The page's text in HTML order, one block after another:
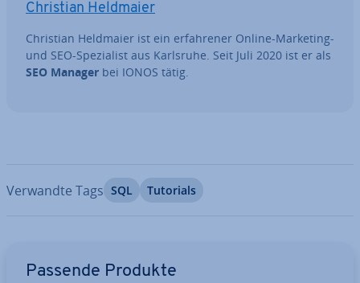
Christian Heldmaier
Christian Heldmaier ist ein er­fah­re­ner Online-Marketing-
und SEO-Spe­zia­list aus Karlsruhe. Seit Juli 2020 ist er als
SEO Manager bei IONOS tätig.
Verwandte Tags SQL Tutorials
Passende Produkte